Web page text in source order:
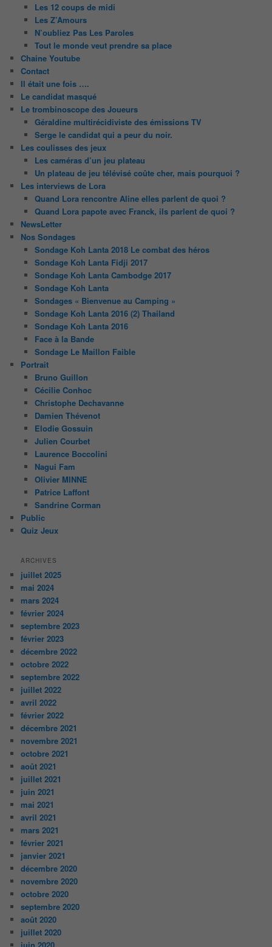
Les 12 coups de midi
Les Z’Amours
N’oubliez Pas Les Paroles
Tout le monde veut prendre sa place
Chaine Youtube
Contact
Il était une fois ….
Le candidat masqué
Le trombinoscope des Joueurs
Géraldine multirécidiviste des émissions TV
Serge le candidat qui a peur du noir.
Les coulisses des jeux
Les caméras d’un jeu plateau
Un plateau de jeu télévisé coûte cher, mais pourquoi ?
Les interviews de Lora
Quand Lora rencontre Aline elles parlent de quoi ?
Quand Lora papote avec Franck, ils parlent de quoi ?
NewsLetter
Nos Sondages
Sondage Koh Lanta 2018 Le combat des héros
Sondage Koh Lanta Fidji 2017
Sondage Koh Lanta Cambodge 2017
Sondage Koh Lanta
Sondages « Bienvenue au Camping »
Sondage Koh Lanta 2016 (2) Thailand
Sondage Koh Lanta 2016
Face à la Bande
Sondage Le Maillon Faible
Portrait
Bruno Guillon
Cécilie Conhoc
Christophe Dechavanne
Damien Thévenot
Elodie Gossuin
Julien Courbet
Laurence Boccolini
Nagui Fam
Olivier MINNE
Patrice Laffont
Sandrine Corman
Public
Quiz Jeux
ARCHIVES
juillet 2025
mai 2024
mars 2024
février 2024
septembre 2023
février 2023
décembre 2022
octobre 2022
septembre 2022
juillet 2022
avril 2022
février 2022
décembre 2021
novembre 2021
octobre 2021
août 2021
juillet 2021
juin 2021
mai 2021
avril 2021
mars 2021
février 2021
janvier 2021
décembre 2020
novembre 2020
octobre 2020
septembre 2020
août 2020
juillet 2020